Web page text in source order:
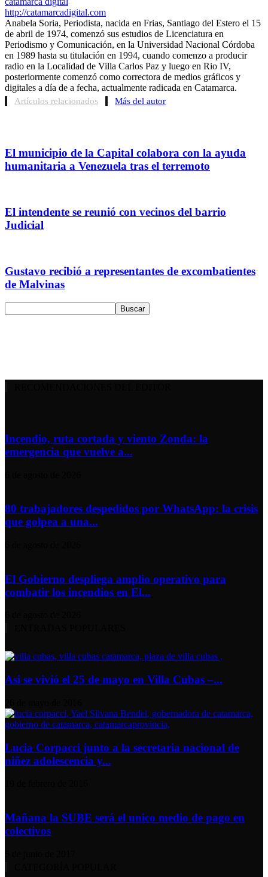
http://catamarcadigital.com
Anabela Soria, Periodista, nacida en Frias, Santiago del Estero el 15
de abril de 1974, comenzó sus estudios de Licenciatura en
Periodismo y Comunicación, en la Universidad Nacional Córdoba
en 1989 hasta su titulación en 1994, cuando comenzo a producir
radio en la Localidad de Villa Carlos Paz y luego en Rio IV,
posteriormente comenzó como correctora de medios gráficos y
digitales a día de a fecha, actualmente radicada en Catamarca.
Artículos relacionados Más del autor
El municipio de la Capital colabora con la ayuda
humanitaria a Venezuela tras el terremoto
El intendente se reunió con vecinos del barrio
Judicial
Gustavo recibió a representantes de excombatientes
de Malvinas
Incendio, ruta cortada y viento Zonda: la
emergencia que vuelve a...
80 trabajadores despedidos por WhatsApp: la crisis
que golpea a una...
El Gobierno despliega amplio operativo para
combatir los incendios en El...
Asi se vivió el 25 de mayo en Villa Cubas –...
Lucia Corpacci junto a la secretaria nacional de
niñez adolescencia y...
Mañana la SUBE será el unico medio de pago en
colectivos